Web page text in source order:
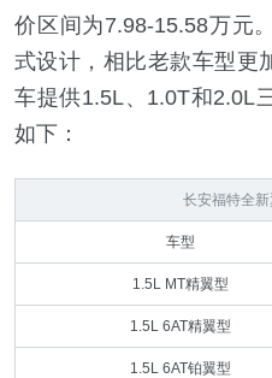
价区间为7.98-15.58万元
式设计，相比老款车型更
车提供1.5L、1.0T和2.0L
如下：
长安福特全
车型
1.5L MT精翼型
1.5L 6AT精翼型
1.5L 6AT铂翼型